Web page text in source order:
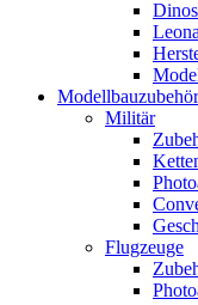
Modellbauzubehör
Militär
Flugzeuge